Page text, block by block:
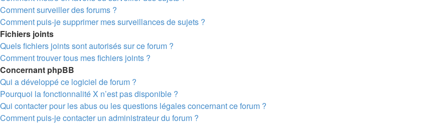
Comment surveiller des forums ?
Comment puis-je supprimer mes surveillances de sujets ?
Fichiers joints
Quels fichiers joints sont autorisés sur ce forum ?
Comment trouver tous mes fichiers joints ?
Concernant phpBB
Qui a développé ce logiciel de forum ?
Pourquoi la fonctionnalité X n’est pas disponible ?
Qui contacter pour les abus ou les questions légales concernant ce forum ?
Comment puis-je contacter un administrateur du forum ?